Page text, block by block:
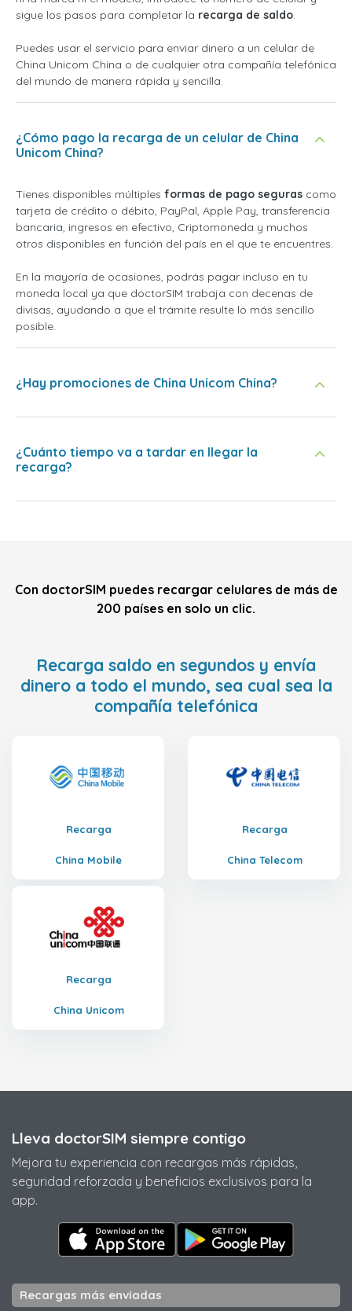
sigue los pasos para completar la recarga de saldo.
Puedes usar el servicio para enviar dinero a un celular de
China Unicom China o de cualquier otra compañía telefónica
del mundo de manera rápida y sencilla.
¿Cómo pago la recarga de un celular de China
Unicom China?
Tienes disponibles múltiples formas de pago seguras como
tarjeta de crédito o débito, PayPal, Apple Pay, transferencia
bancaria, ingresos en efectivo, Criptomoneda y muchos
otros disponibles en función del país en el que te encuentres.
En la mayoría de ocasiones, podrás pagar incluso en tu
moneda local ya que doctorSIM trabaja con decenas de
divisas, ayudando a que el trámite resulte lo más sencillo
posible.
¿Hay promociones de China Unicom China?
¿Cuánto tiempo va a tardar en llegar la
recarga?
Con doctorSIM puedes recargar celulares de más de
200 países en solo un clic.
Recarga saldo en segundos y envía
dinero a todo el mundo, sea cual sea la
compañía telefónica
Recarga
China Mobile
Recarga
China Telecom
Recarga
China Unicom
Lleva doctorSIM siempre contigo
Mejora tu experiencia con recargas más rápidas,
seguridad reforzada y beneficios exclusivos para la
app.
Recargas más enviadas